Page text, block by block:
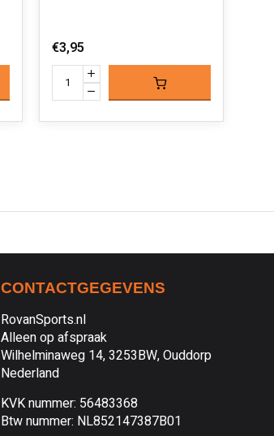
€3,95
CONTACTGEGEVENS
RovanSports.nl
Alleen op afspraak
Wilhelminaweg 14, 3253BW, Ouddorp
Nederland
KVK nummer: 56483368
Btw nummer: NL852147387B01